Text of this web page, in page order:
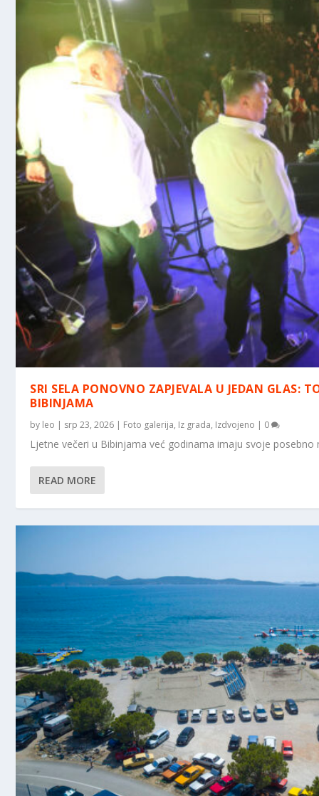
SRI SELA PONOVNO ZAPJEVALA U JEDAN GLAS:
BIBINJAMA
by leo | srp 23, 2026 | Foto galerija, Iz grada, Izdvojeno | 0
Ljetne večeri u Bibinjama već godinama imaju svoje
READ MORE